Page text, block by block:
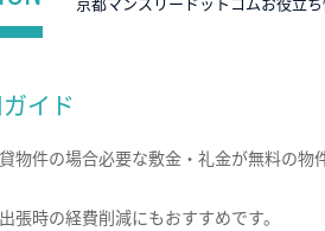
イド
物件の場合必要な敷金・礼金が無料の物
張時の経費削減にもおすすめです。